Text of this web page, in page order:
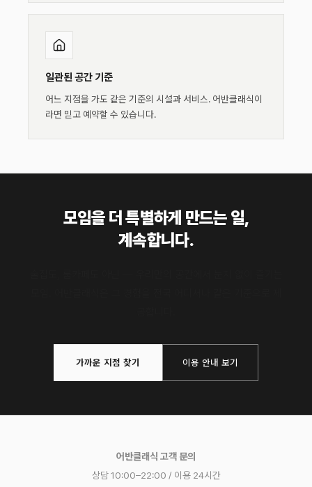
일관된 공간 기준
어느 지점을 가도 같은 기준의 시설과 서비스. 어반클래식이
라면 믿고 예약할 수 있습니다.
모임을 더 특별하게 만드는 일,
계속합니다.
가까운 지점 찾기 이용 안내 보기
어반클래식 고객 문의
상담 10:00–22:00 / 이용 24시간